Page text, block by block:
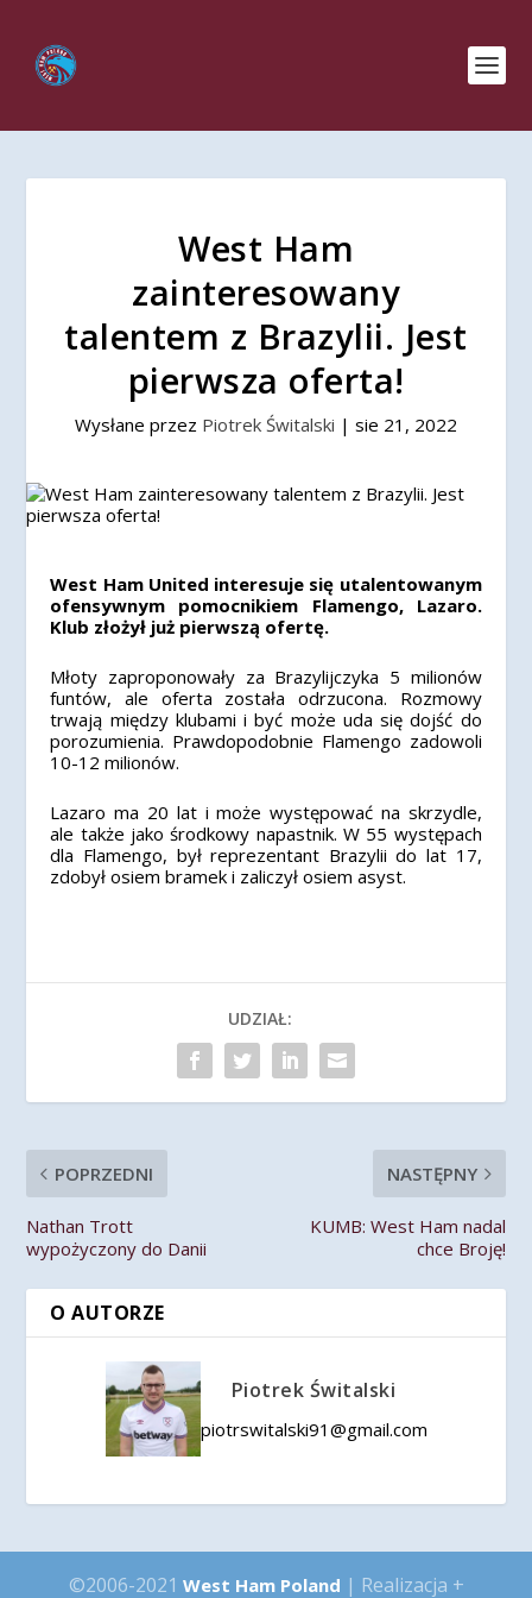
West Ham
zainteresowany
talentem z Brazylii. Jest
pierwsza oferta!
Wysłane przez Piotrek Świtalski | sie 21, 2022
West Ham United interesuje się utalentowanym
ofensywnym pomocnikiem Flamengo, Lazaro.
Klub złożył już pierwszą ofertę.
Młoty zaproponowały za Brazylijczyka 5 milionów
funtów, ale oferta została odrzucona. Rozmowy
trwają między klubami i być może uda się dojść do
porozumienia. Prawdopodobnie Flamengo zadowoli
10-12 milionów.
Lazaro ma 20 lat i może występować na skrzydle,
ale także jako środkowy napastnik. W 55 występach
dla Flamengo, był reprezentant Brazylii do lat 17,
zdobył osiem bramek i zaliczył osiem asyst.
UDZIAŁ:
POPRZEDNI
Nathan Trott
wypożyczony do Danii
NASTĘPNY
KUMB: West Ham nadal
chce Broję!
O AUTORZE
Piotrek Świtalski
piotrswitalski91@gmail.com
©2006-2021 West Ham Poland | Realizacja +